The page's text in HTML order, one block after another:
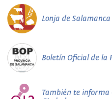
Lonja de Salamanca
Boletín Oficial de la
También te informa